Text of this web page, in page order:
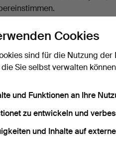
zu erhalten, sobald dieses
ist.
die mit Ihrer
Cookies
sind für die Nutzung
Sie selbst verwalten
und Funktionen an Ihre
zu entwickeln und
und Inhalte auf